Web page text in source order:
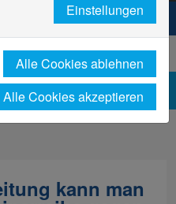
Niederrhein. Dein Weg.
News-Detailseite
kann man
Einstellungen
Alle Cookies ablehnen
Alle Cookies akzeptieren